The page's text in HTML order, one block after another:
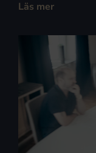
Läs mer